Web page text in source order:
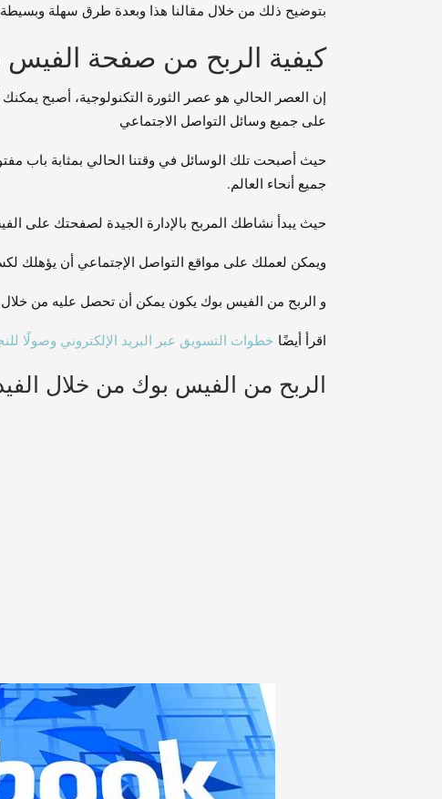
بتوضيح ذلك من خلال مقالنا هذا وبعدة طرق سهلة وبسيطة
كيفية الربح من صفحة
إن العصر الحالي هو عصر الثورة التكنولوجية، أصبح
على جميع وسائل التواصل الاجتماعي
حيث أصبحت تلك الوسائل في وقتنا الحالي بمثابة باب
جميع أنحاء العالم.
حيث يبدأ نشاطك المربح بالإدارة الجيدة لصفحتك على
ويمكن لعملك على مواقع التواصل الإجتماعي أن يؤهلك
و الربح من الفيس بوك يكون يمكن أن تحصل عليه من
اقرأ أيضًا خطوات التسويق عبر البريد الإلكتروني وصولًا
الربح من الفيس بوك من خلال